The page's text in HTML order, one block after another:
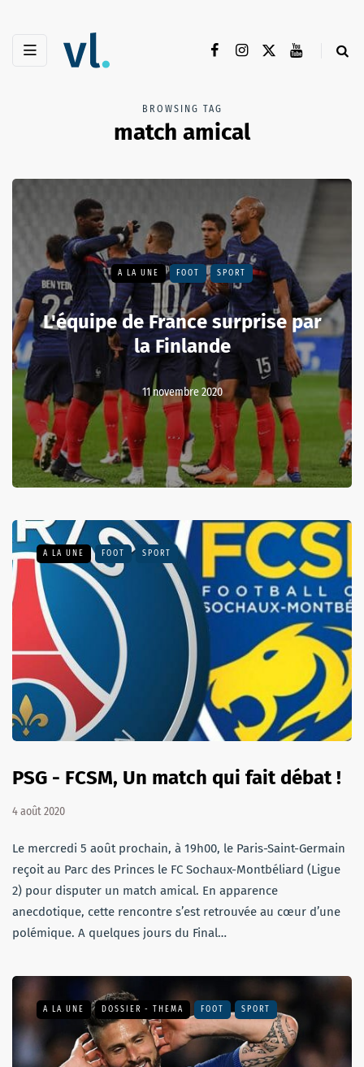
BROWSING TAG
match amical
A LA UNE FOOT SPORT
L'équipe de France surprise par
la Finlande
11 novembre 2020
A LA UNE FOOT SPORT
PSG - FCSM, Un match qui fait débat !
4 août 2020
Le mercredi 5 août prochain, à 19h00, le Paris-Saint-Germain
reçoit au Parc des Princes le FC Sochaux-Montbéliard (Ligue
2) pour disputer un match amical. En apparence
anecdotique, cette rencontre s’est retrouvée au cœur d’une
polémique. A quelques jours du Final…
A LA UNE DOSSIER - THEMA FOOT SPORT